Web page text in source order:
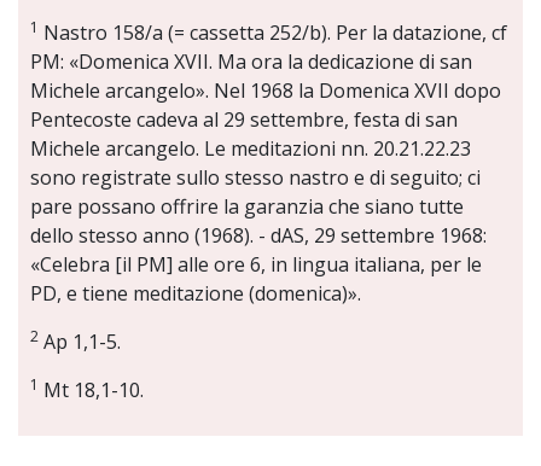
1 Nastro 158/a (= cassetta 252/b). Per la datazione, cf
PM: «Domenica XVII. Ma ora la dedicazione di san
Michele arcangelo». Nel 1968 la Domenica XVII dopo
Pentecoste cadeva al 29 settembre, festa di san
Michele arcangelo. Le meditazioni nn. 20.21.22.23
sono registrate sullo stesso nastro e di seguito; ci
pare possano offrire la garanzia che siano tutte
dello stesso anno (1968). - dAS, 29 settembre 1968:
«Celebra [il PM] alle ore 6, in lingua italiana, per le
PD, e tiene meditazione (domenica)».
2 Ap 1,1-5.
1 Mt 18,1-10.